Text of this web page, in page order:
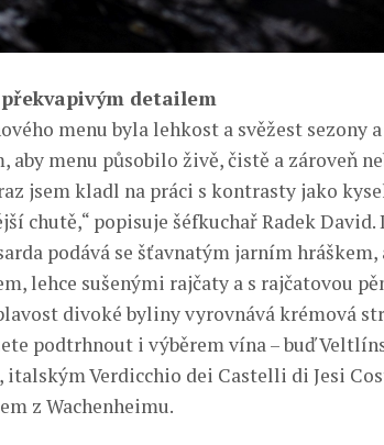
detailem
menu byla lehkost a svěžest sezony
aby menu působilo živě, čistě a zároveň
jsem kladl na práci s kontrasty jako
chutě,“ popisuje šéfkuchař Radek David.
podává se šťavnatým jarním
lehce sušenými rajčaty a s rajčatovou
divoké byliny vyrovnává krémová
podtrhnout i výběrem vína – buď
Verdicchio dei Castelli di Jesi
z Wachenheimu.